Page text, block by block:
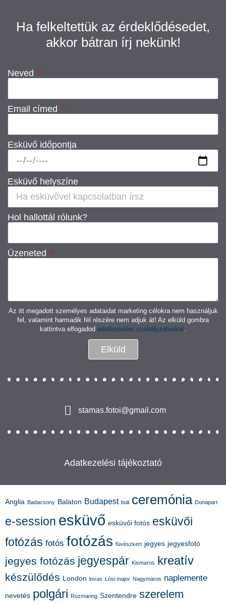
Ha felkeltettük az érdeklődésedet,
akkor bátran írj nekünk!
Neved
Email címed
Esküvő időpontja
Esküvő helyszíne
Hol hallottál rólunk?
Üzeneted
Az itt megadott személyes adataidat marketing célokra nem használjuk
fel, valamint harmadik fél részére nem adjuk át! Az elküld gombra
kattintva elfogadod adatkezelési szabályzatunkat.
Elküld
stamas.fotoi@gmail.com
Adatkezelési tájékoztató
Anglia Badacsony Balaton Budapest buli ceremónia Dunapart
e-session esküvő esküvői fotós esküvői
fotózás fotós fotózás füvészkert jegyes jegyesfotó
jegyes fotózás jegyespár Kismaros kreatív
készülődés London lovas Lósi major Nagymaros naplemente
nevetés polgári Rozmaring Szentendre szerelem